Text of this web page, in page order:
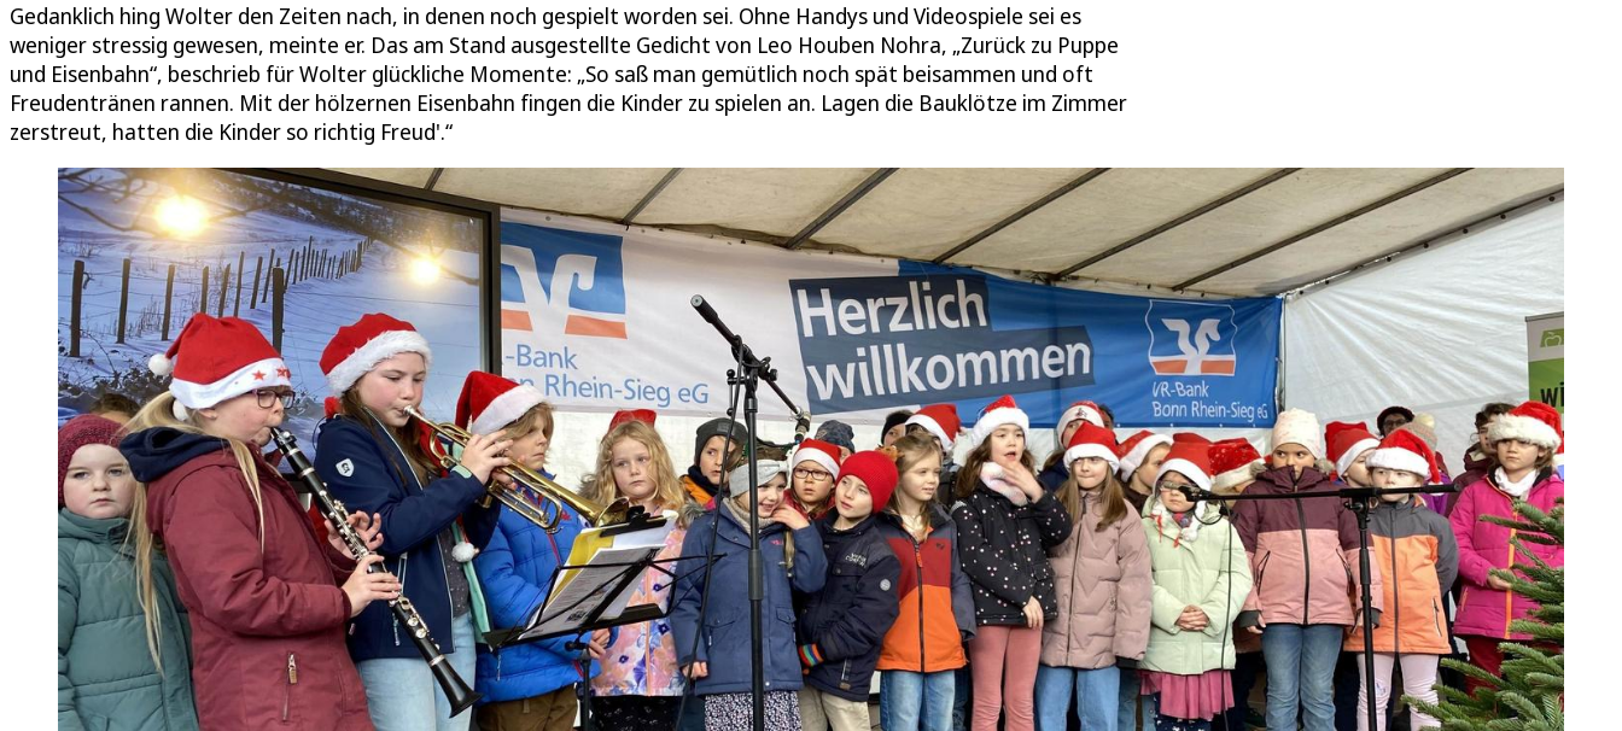
Gedanklich hing Wolter den Zeiten nach, in denen noch gespielt worden sei. Ohne Handys und Videospiele sei es
weniger stressig gewesen, meinte er. Das am Stand ausgestellte Gedicht von Leo Houben Nohra, „Zurück zu Puppe
und Eisenbahn“, beschrieb für Wolter glückliche Momente: „So saß man gemütlich noch spät beisammen und oft
Freudentränen rannen. Mit der hölzernen Eisenbahn fingen die Kinder zu spielen an. Lagen die Bauklötze im Zimmer
zerstreut, hatten die Kinder so richtig Freud'.“